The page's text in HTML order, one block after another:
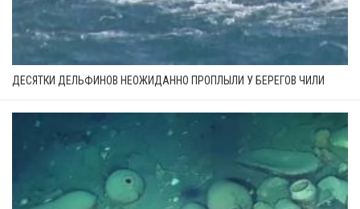
ДЕСЯТКИ ДЕЛЬФИНОВ НЕОЖИДАННО ПРОПЛЫЛИ У БЕРЕГОВ ЧИЛИ